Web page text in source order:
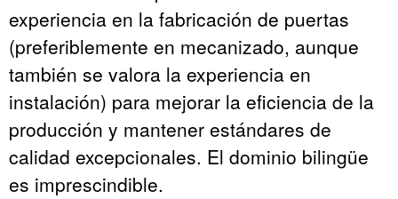
experiencia en la fabricación de puertas
(preferiblemente en mecanizado, aunque
también se valora la experiencia en
instalación) para mejorar la eficiencia de la
producción y mantener estándares de
calidad excepcionales. El dominio bilingüe
es imprescindible.